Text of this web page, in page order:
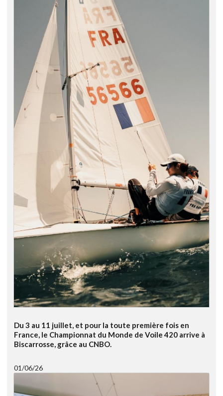
Du 3 au 11 juillet, et pour la toute première fois en
France, le Championnat du Monde de Voile 420 arrive à
Biscarrosse, grâce au CNBO.
01/06/26